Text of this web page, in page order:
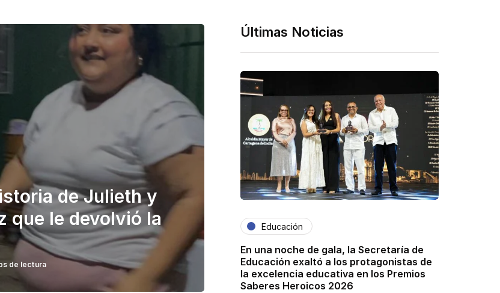
de Julieth y
que le devolvió la
de lectura
Últimas Noticias
Educación
En una noche de gala, la Secretaría de
Educación exaltó a los protagonistas de
la excelencia educativa en los Premios
Saberes Heroicos 2026